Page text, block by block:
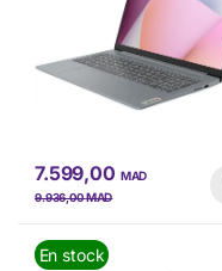
7.599,00 MAD
9.936,00MAD
En stock